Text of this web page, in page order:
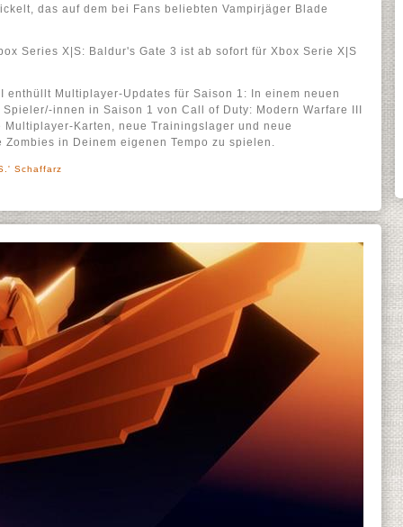
das auf dem bei Fans beliebten Vampirjäger Blade
Series X|S: Baldur's Gate 3 ist ab sofort für Xbox Serie X|S
enthüllt Multiplayer-Updates für Saison 1: In einem neuen
innen in Saison 1 von Call of Duty: Modern Warfare III
Karten, neue Trainingslager und neue
in Deinem eigenen Tempo zu spielen.
Schaffarz